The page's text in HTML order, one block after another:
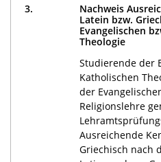
3.
Nachweis
Latein bzw.
Evangelischen
Theologie
Studierende der
Katholischen
der
Religionslehre
Ausreichende
Griechisch nach